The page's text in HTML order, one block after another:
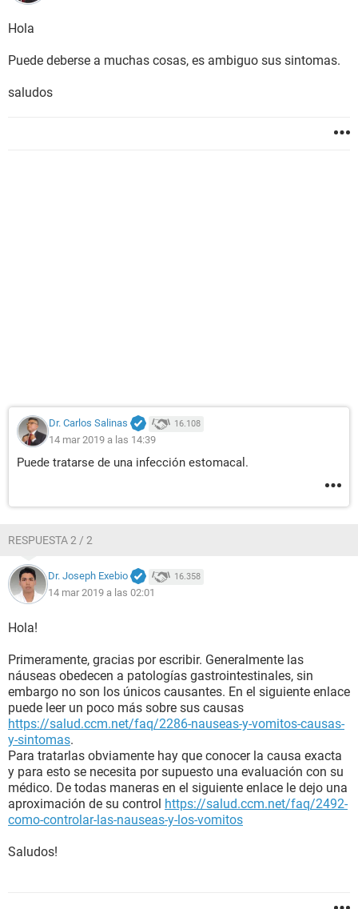
Hola
Puede deberse a muchas cosas, es ambiguo sus sintomas.
saludos
Dr. Carlos Salinas 16.108
14 mar 2019 a las 14:39
Puede tratarse de una infección estomacal.
RESPUESTA 2 / 2
Dr. Joseph Exebio 16.358
14 mar 2019 a las 02:01
Hola!
Primeramente, gracias por escribir. Generalmente las
náuseas obedecen a patologías gastrointestinales, sin
embargo no son los únicos causantes. En el siguiente enlace
puede leer un poco más sobre sus causas
https://salud.ccm.net/faq/2286-nauseas-y-vomitos-causas-
y-sintomas.
Para tratarlas obviamente hay que conocer la causa exacta
y para esto se necesita por supuesto una evaluación con su
médico. De todas maneras en el siguiente enlace le dejo una
aproximación de su control https://salud.ccm.net/faq/2492-
como-controlar-las-nauseas-y-los-vomitos
Saludos!